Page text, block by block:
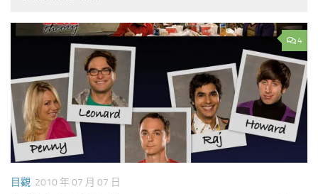
4
目觀 2010 年 07 月 07 日